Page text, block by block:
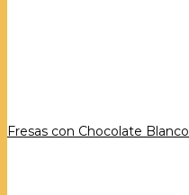
Fresas con Chocolate Blanco